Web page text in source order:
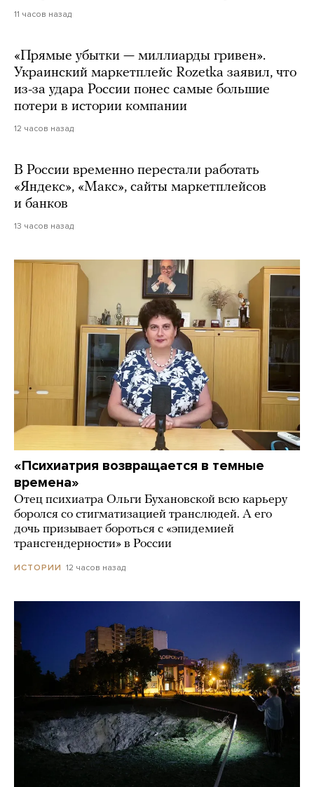
11 часов назад
«Прямые убытки — миллиарды гривен».
Украинский маркетплейс Rozetka заявил, что
из-за удара России понес самые большие
потери в истории компании
12 часов назад
В России временно перестали работать
«Яндекс», «Макс», сайты маркетплейсов
и банков
13 часов назад
«Психиатрия возвращается в темные
времена»
Отец психиатра Ольги Бухановской всю карьеру
боролся со стигматизацией транслюдей. А его
дочь призывает бороться с «эпидемией
трансгендерности» в России
ИСТОРИИ 12 часов назад